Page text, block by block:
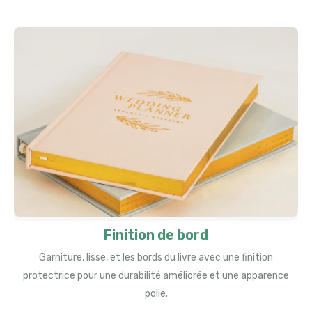
Finition de bord
Garniture, lisse, et les bords du livre avec une finition
protectrice pour une durabilité améliorée et une apparence
polie.